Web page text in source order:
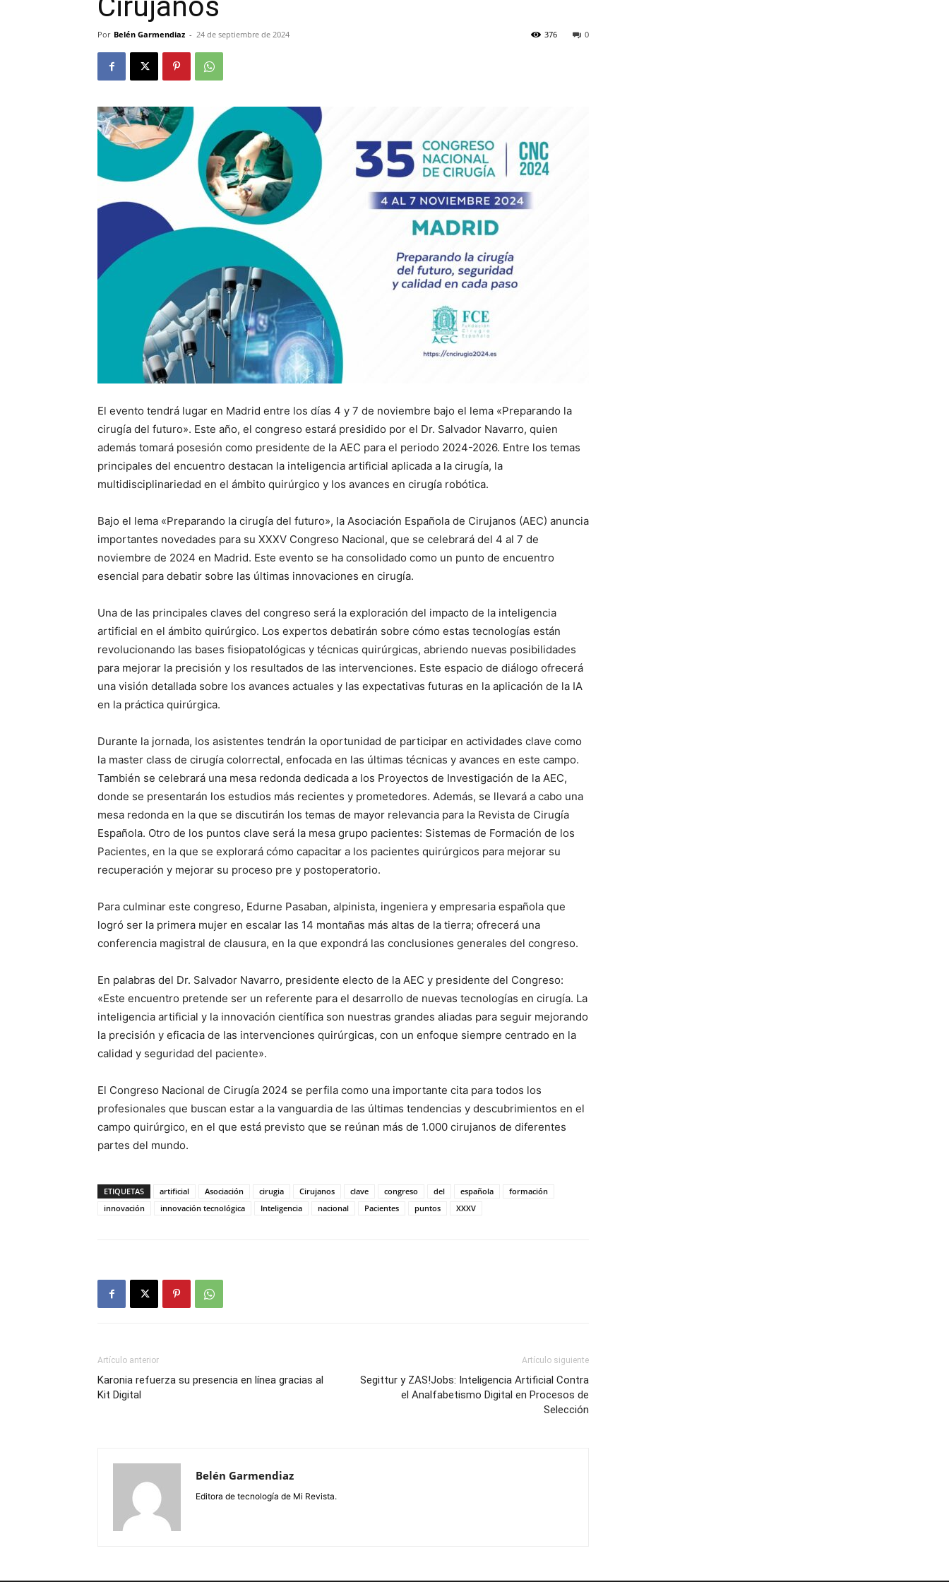
Por Belén Garmendiaz - 24 de septiembre de 2024 0
376
El evento tendrá lugar en Madrid entre los días 4 y 7 de noviembre bajo el lema «Preparando la
cirugía del futuro». Este año, el congreso estará presidido por el Dr. Salvador Navarro, quien
además tomará posesión como presidente de la AEC para el periodo 2024-2026. Entre los temas
principales del encuentro destacan la inteligencia artificial aplicada a la cirugía, la
multidisciplinariedad en el ámbito quirúrgico y los avances en cirugía robótica.
Bajo el lema «Preparando la cirugía del futuro», la Asociación Española de Cirujanos (AEC) anuncia
importantes novedades para su XXXV Congreso Nacional, que se celebrará del 4 al 7 de
noviembre de 2024 en Madrid. Este evento se ha consolidado como un punto de encuentro
esencial para debatir sobre las últimas innovaciones en cirugía.
Una de las principales claves del congreso será la exploración del impacto de la inteligencia
artificial en el ámbito quirúrgico. Los expertos debatirán sobre cómo estas tecnologías están
revolucionando las bases fisiopatológicas y técnicas quirúrgicas, abriendo nuevas posibilidades
para mejorar la precisión y los resultados de las intervenciones. Este espacio de diálogo ofrecerá
una visión detallada sobre los avances actuales y las expectativas futuras en la aplicación de la IA
en la práctica quirúrgica.
Durante la jornada, los asistentes tendrán la oportunidad de participar en actividades clave como
la master class de cirugía colorrectal, enfocada en las últimas técnicas y avances en este campo.
También se celebrará una mesa redonda dedicada a los Proyectos de Investigación de la AEC,
donde se presentarán los estudios más recientes y prometedores. Además, se llevará a cabo una
mesa redonda en la que se discutirán los temas de mayor relevancia para la Revista de Cirugía
Española. Otro de los puntos clave será la mesa grupo pacientes: Sistemas de Formación de los
Pacientes, en la que se explorará cómo capacitar a los pacientes quirúrgicos para mejorar su
recuperación y mejorar su proceso pre y postoperatorio.
Para culminar este congreso, Edurne Pasaban, alpinista, ingeniera y empresaria española que
logró ser la primera mujer en escalar las 14 montañas más altas de la tierra; ofrecerá una
conferencia magistral de clausura, en la que expondrá las conclusiones generales del congreso.
En palabras del Dr. Salvador Navarro, presidente electo de la AEC y presidente del Congreso:
«Este encuentro pretende ser un referente para el desarrollo de nuevas tecnologías en cirugía. La
inteligencia artificial y la innovación científica son nuestras grandes aliadas para seguir mejorando
la precisión y eficacia de las intervenciones quirúrgicas, con un enfoque siempre centrado en la
calidad y seguridad del paciente».
El Congreso Nacional de Cirugía 2024 se perfila como una importante cita para todos los
profesionales que buscan estar a la vanguardia de las últimas tendencias y descubrimientos en el
campo quirúrgico, en el que está previsto que se reúnan más de 1.000 cirujanos de diferentes
partes del mundo.
ETIQUETAS artificial Asociación cirugia Cirujanos clave congreso del española
formación
innovación
innovación tecnológica Inteligencia nacional Pacientes puntos XXXV
Artículo anterior
Karonia refuerza su presencia en línea gracias al
Kit Digital
Artículo siguiente
Segittur y ZAS!Jobs: Inteligencia Artificial Contra
el Analfabetismo Digital en Procesos de
Selección
Belén Garmendiaz
Editora de tecnología de Mi Revista.